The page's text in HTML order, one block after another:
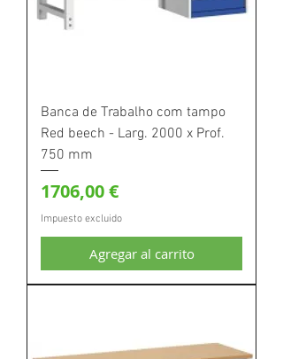
Banca de Trabalho com tampo
Red beech - Larg. 2000 x Prof.
750 mm
Precio
1706,00 €
Impuesto excluido
Agregar al carrito